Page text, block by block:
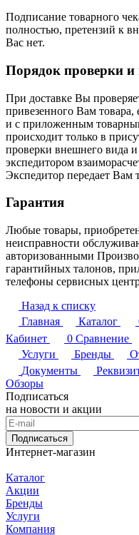
Подписание товарного
полностью, претензий к
Вас нет.
Порядок проверки и
При доставке Вы
привезенного Вам товара,
и с приложенным
происходит только в
проверки внешнего вида
экспедитором
Экспедитор передает Вам
Гарантия
Любые товары,
неисправности
авторизованными
гарантийных талонов,
телефоны сервисных
Назад к списку
Главная
Каталог
Кабинет
0 Сравнение
Услуги
Бренды
Документы
Обзоры
Подписаться
на новости и акции
Подписаться
Интернет-магазин
Каталог
Акции
Бренды
Услуги
Компания